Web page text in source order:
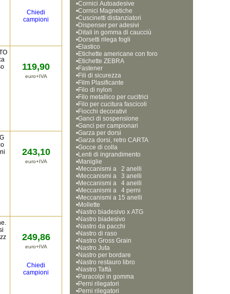
Chiedi
campioni
119,90
euro+IVA
243,10
euro+IVA
249,86
euro+IVA
Chiedi
campioni
•Cornici Autoadesive
•Cornici Magnetiche
•Cuscinetti distanziatori
•Dispenser per adesivi
•Ditali in gomma di caucciù
•Dorsetti rilega fogli
•Elastico
•Etichette americane con foro
•Etichette ZEBRA
•Fastener
•Fili di sicurezza
•Film Plasificante
•Filo di nylon
•Filo metallico per cucitrici
•Filo per cucitura fascicoli
•Fiocchi decorativi
•Ganci di sospensione
•Ganci per campionari
•Garza per dorsi
•Garza dorsi, retro CARTA
•Gocce di colla
•Lenti di ingrandimento
•Maniglie
•Meccanismi a   2 anelli
•Meccanismi a   3 anelli
•Meccanismi a   4 anelli
•Meccanismi a   4 perni
•Meccanismi a 15 anelli
•Mollette
•Nastro biadesivo x ATG
•Nastro biadesivo
•Nastro da pacchi
•Nastro di raso
•Nastro Gross Grain
•Nastro Juta
•Nastro per bordare
•Nastro restauro libro
•Nastro Taftà
•Paracolpi in gomma
•Perni rilegatori
•Perni rilegatori